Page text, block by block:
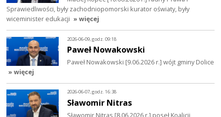
Sprawiedliwości, były zachodniopomorski kurator oświaty, były
wiceminister edukacji » więcej
2026-06-09, godz. 09:18
Paweł Nowakowski
Paweł Nowakowski [9.06.2026 r.] wójt gminy Dolice
» więcej
2026-06-07, godz. 16:38
Sławomir Nitras
Sławomir Nitras [8.06.2026 r.] poseł Koalicji